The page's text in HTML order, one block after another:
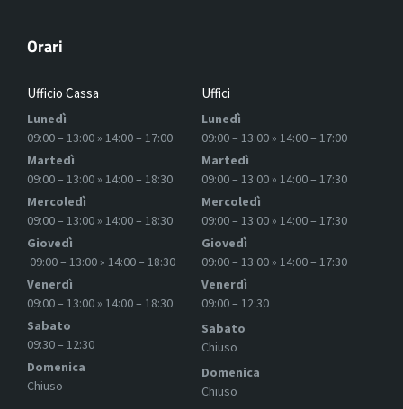
Orari
Ufficio Cassa
Lunedì
09:00 – 13:00 » 14:00 – 17:00
Martedì
09:00 – 13:00 » 14:00 – 18:30
Mercoledì
09:00 – 13:00 » 14:00 – 18:30
Giovedì
09:00 – 13:00 » 14:00 – 18:30
Venerdì
09:00 – 13:00 » 14:00 – 18:30
Sabato
09:30 – 12:30
Domenica
Chiuso
Uffici
Lunedì
09:00 – 13:00 » 14:00 – 17:00
Martedì
09:00 – 13:00 » 14:00 – 17:30
Mercoledì
09:00 – 13:00 » 14:00 – 17:30
Giovedì
09:00 – 13:00 » 14:00 – 17:30
Venerdì
09:00 – 12:30
Sabato
Chiuso
Domenica
Chiuso